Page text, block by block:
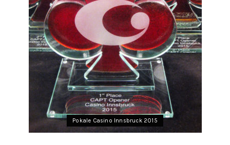
Pokale Casino Innsbruck 2015